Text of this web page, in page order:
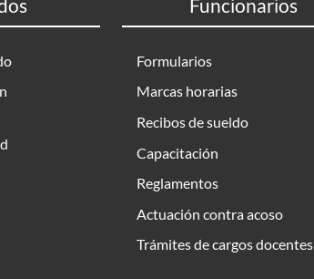
Funcionarios
Formularios
Marcas horarias
Recibos de sueldo
Capacitación
Reglamentos
Actuación contra acoso
Trámites de cargos docentes